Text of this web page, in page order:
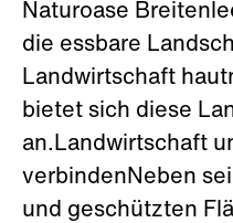
Naturoase
die essbare
Landwirtschaft
bietet sich diese
an.Landwirtschaft
verbindenNeben
und geschützten